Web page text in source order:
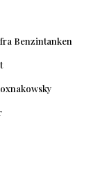
Benzintanken